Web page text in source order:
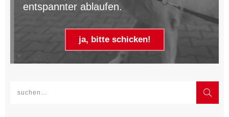
entspannter ablaufen.
ja, bitte schicken!